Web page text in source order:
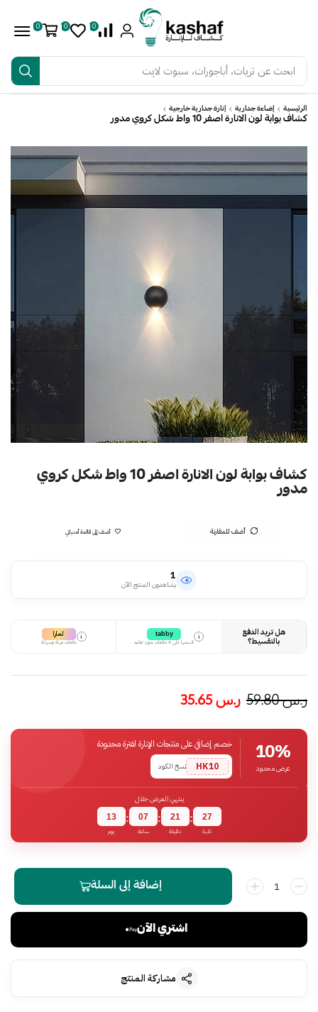
ابحث عن ثريات، أباجورات، سبوت لايت
0
0
0
الرئيسية إضاءة جدارية إنارة جدارية خارجية
كشاف بوابة لون الانارة اصفر 10 واط شكل كروي مدور
كشاف بوابة لون الانارة اصفر 10 واط شكل كروي
مدور
أضف للمقارنة أضف إلى قائمة أمنياتي
1
يشاهدون المنتج الآن
هل تريد الدفع
بالتقسيط؟
i
tabby
قسمها على 4 دفعات بدون تعقيد
i تمارا
دفعات مرنة وسهلة
ر.س59.80 ر.س35.65
10%
عرض محدود
خصم إضافي على منتجات الإنارة لفترة محدودة
HK10
نسخ الكود
ينتهي العرض خلال
13
يوم
: 07
ساعة
: 21
دقيقة
: 27
ثانية
إضافة إلى السلة
اشتري الآن
مشاركة المنتج